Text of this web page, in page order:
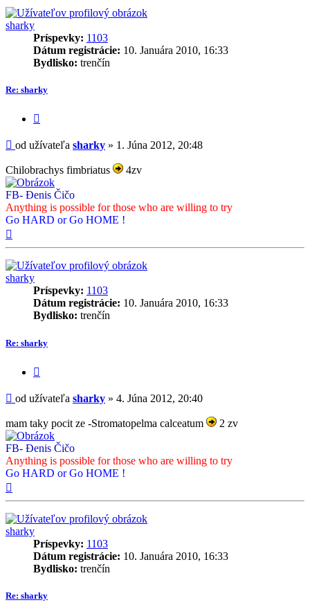
sharky
Príspevky: 1103
Dátum registrácie: 10. Januára 2010, 16:33
Bydlisko: trenčín
Re: sharky
Príspevok
od užívateľa sharky » 1. Júna 2012, 20:48
Chilobrachys fimbriatus 4zv
FB- Đenis Čičo
Anything is possible for those who are willing to try
Go HARD or Go HOME !
sharky
Príspevky: 1103
Dátum registrácie: 10. Januára 2010, 16:33
Bydlisko: trenčín
Re: sharky
Príspevok
od užívateľa sharky » 4. Júna 2012, 20:40
mam taky pocit ze -Stromatopelma calceatum 2 zv
FB- Đenis Čičo
Anything is possible for those who are willing to try
Go HARD or Go HOME !
sharky
Príspevky: 1103
Dátum registrácie: 10. Januára 2010, 16:33
Bydlisko: trenčín
Re: sharky